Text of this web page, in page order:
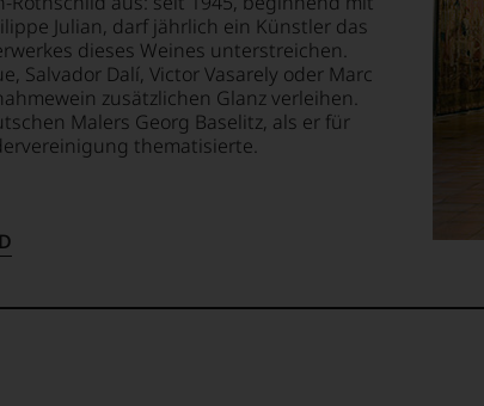
Julian, darf jährlich ein Künstler das
dieses Weines unterstreichen.
Salvador Dalí, Victor Vasarely oder Marc
zusätzlichen Glanz verleihen.
Malers Georg Baselitz, als er für
thematisierte.